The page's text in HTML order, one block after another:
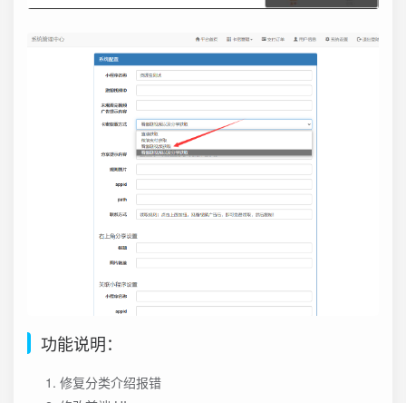
功能说明：
修复分类介绍报错